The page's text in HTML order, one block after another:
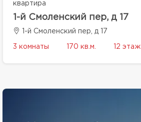
квартира
1-й Смоленский пер, д 17
1-й Смоленский пер, д 17
3 комнаты 170 кв.м. 12 этаж